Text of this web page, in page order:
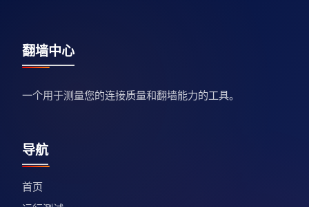
翻墙中心
一个用于测量您的连接质量和翻墙能力的工具。
导航
首页